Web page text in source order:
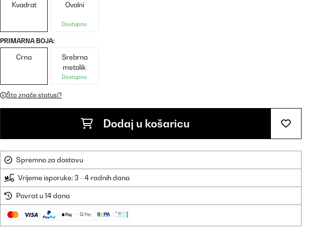
Kvadrat Ovalni
Dostupno
PRIMARNA BOJA:
Crna
Srebrna
metalik
Dostupno
Što znače statusi?
Dodaj u košaricu
Spremno za dostavu
Vrijeme isporuke: 3 - 4 radnih dana
Povrat u 14 dana